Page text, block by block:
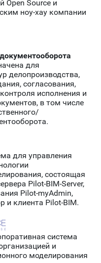
Open Source и
ноу-хау компании
для
делопроизводства,
согласования,
исполнения и
в том числе
для управления
состоящая
Pilot-BIM-Server,
Pilot-myAdmin,
и клиента Pilot-BIM.
система
и
моделирования